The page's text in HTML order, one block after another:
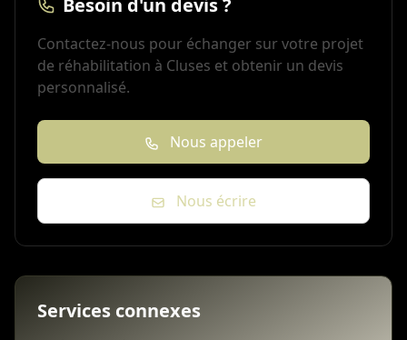
Besoin d'un devis ?
Contactez-nous pour échanger sur votre projet
de réhabilitation à Cluses et obtenir un devis
personnalisé.
Nous appeler
Nous écrire
Services connexes